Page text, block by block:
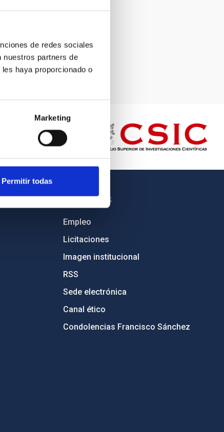
de redes sociales
nuestros partners de
haya proporcionado o
Marketing
Permitir todas
OTROS ENLACES
Empleo
Licitaciones
Imagen institucional
RSS
Sede electrónica
Canal ético
Condolencias Francisco Sánchez